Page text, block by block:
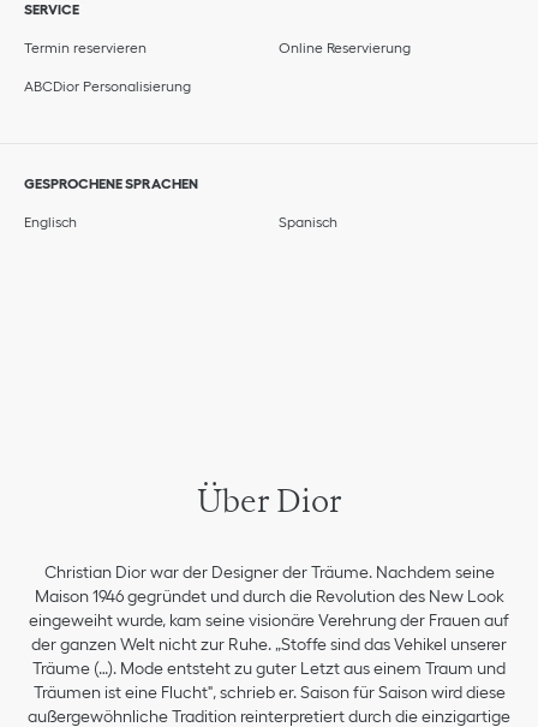
SERVICE
Termin reservieren Online Reservierung
ABCDior Personalisierung
GESPROCHENE SPRACHEN
Englisch Spanisch
Über Dior
Christian Dior war der Designer der Träume. Nachdem seine
Maison 1946 gegründet und durch die Revolution des New Look
eingeweiht wurde, kam seine visionäre Verehrung der Frauen auf
der ganzen Welt nicht zur Ruhe. „Stoffe sind das Vehikel unserer
Träume (…). Mode entsteht zu guter Letzt aus einem Traum und
Träumen ist eine Flucht", schrieb er. Saison für Saison wird diese
außergewöhnliche Tradition reinterpretiert durch die einzigartige